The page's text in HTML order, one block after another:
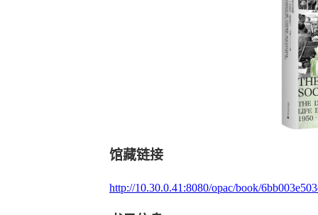
馆藏链接
http://10.30.0.41:8080/opac/book/